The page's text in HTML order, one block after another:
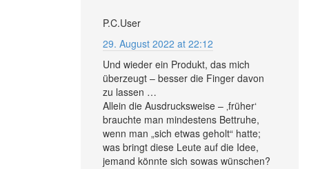
P.C.User
29. August 2022 at 22:12
Und wieder ein Produkt, das mich
überzeugt – besser die Finger davon
zu lassen …
Allein die Ausdrucksweise – ‚früher‘
brauchte man mindestens Bettruhe,
wenn man „sich etwas geholt“ hatte;
was bringt diese Leute auf die Idee,
jemand könnte sich sowas wünschen?